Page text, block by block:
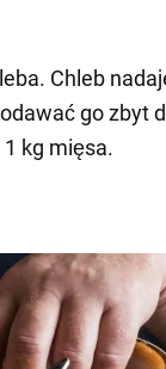
Chleb
go zbyt
1 kg mięsa.